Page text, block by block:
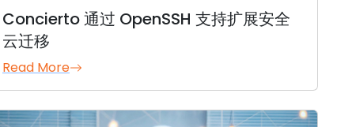
Concierto 通过 OpenSSH 支持扩展安全
云迁移
Read More